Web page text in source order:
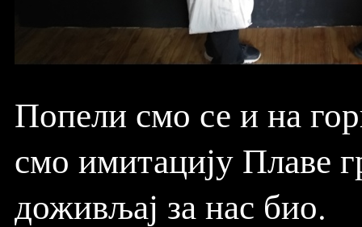
Попели смо се и на
смо имитацију Плаве
доживљај за нас био.